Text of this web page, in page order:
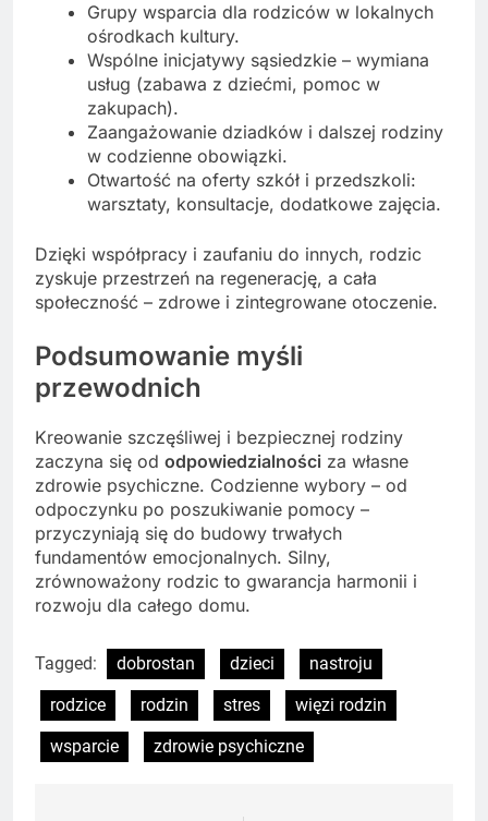
Grupy wsparcia dla rodziców w lokalnych
ośrodkach kultury.
Wspólne inicjatywy sąsiedzkie – wymiana
usług (zabawa z dziećmi, pomoc w
zakupach).
Zaangażowanie dziadków i dalszej rodziny
w codzienne obowiązki.
Otwartość na oferty szkół i przedszkoli:
warsztaty, konsultacje, dodatkowe zajęcia.
Dzięki współpracy i zaufaniu do innych, rodzic
zyskuje przestrzeń na regenerację, a cała
społeczność – zdrowe i zintegrowane otoczenie.
Podsumowanie myśli
przewodnich
Kreowanie szczęśliwej i bezpiecznej rodziny
zaczyna się od odpowiedzialności za własne
zdrowie psychiczne. Codzienne wybory – od
odpoczynku po poszukiwanie pomocy –
przyczyniają się do budowy trwałych
fundamentów emocjonalnych. Silny,
zrównoważony rodzic to gwarancja harmonii i
rozwoju dla całego domu.
Tagged: dobrostan dzieci
nastroju
rodzice
rodzin stres
więzi rodzin
wsparcie
zdrowie psychiczne